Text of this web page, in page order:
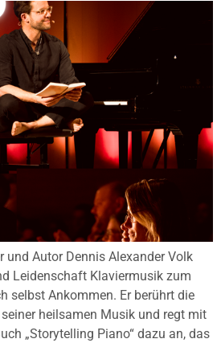
und Autor Dennis Alexander Volk
Leidenschaft Klaviermusik zum
selbst Ankommen. Er berührt die
heilsamen Musik und regt mit
„Storytelling Piano“ dazu an, das